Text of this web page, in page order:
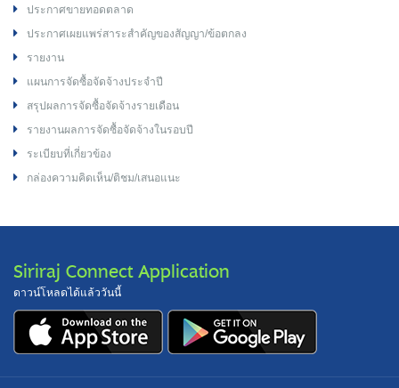
ประกาศขายทอดตลาด
ประกาศเผยแพร่สาระสำคัญของสัญญา/ข้อตกลง
รายงาน
แผนการจัดซื้อจัดจ้างประจำปี
สรุปผลการจัดซื้อจัดจ้างรายเดือน
รายงานผลการจัดซื้อจัดจ้างในรอบปี
ระเบียบที่เกี่ยวข้อง
กล่องความคิดเห็น/ติชม/เสนอแนะ
Siriraj Connect Application
ดาวน์โหลดได้แล้ววันนี้